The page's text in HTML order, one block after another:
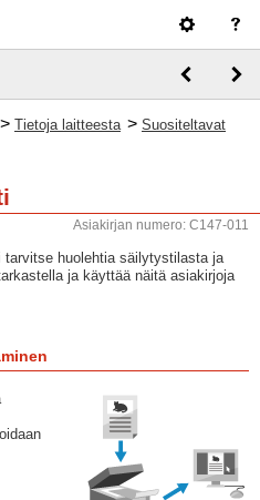
> Tietoja laitteesta > Suositeltavat
Asiakirjan numero: C147-011
tarvitse huolehtia säilytystilasta ja
ja käyttää näitä asiakirjoja